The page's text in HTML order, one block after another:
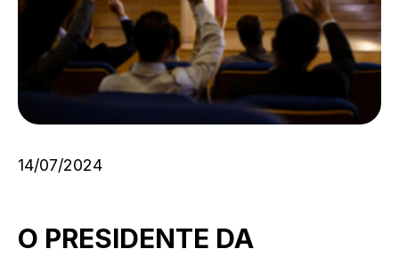
14/07/2024
O PRESIDENTE DA